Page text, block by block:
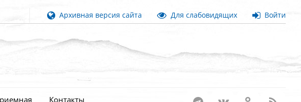
Архивная версия сайта Для слабовидящих Войти
Контакты